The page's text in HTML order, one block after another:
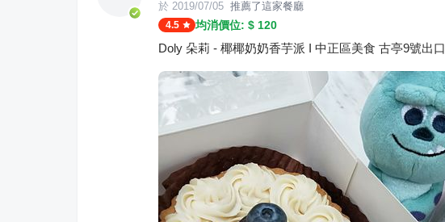
於 2019/07/05 推薦了這家餐廳
4.5 均消價位: $ 120
Doly 朵莉 - 椰椰奶奶香芋派 I 中正區美食 古亭9號出口